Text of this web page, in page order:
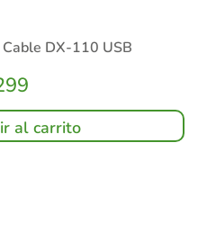
DX-110 USB
al carrito